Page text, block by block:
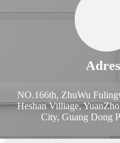
NO.166th, ZhuWu
Heshan Villiage,
City, Guang Dong